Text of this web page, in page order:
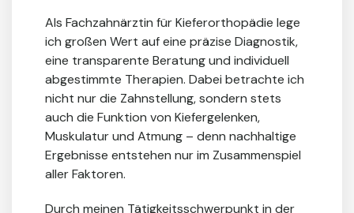
Als Fachzahnärztin für Kieferorthopädie lege
ich großen Wert auf eine präzise Diagnostik,
eine transparente Beratung und individuell
abgestimmte Therapien. Dabei betrachte ich
nicht nur die Zahnstellung, sondern stets
auch die Funktion von Kiefergelenken,
Muskulatur und Atmung – denn nachhaltige
Ergebnisse entstehen nur im Zusammenspiel
aller Faktoren.
Durch meinen Tätigkeitsschwerpunkt in der